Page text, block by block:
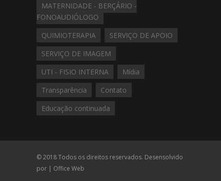
MATERNIDADE - BERÇÁRIO -
FONOAUDIÓLOGO
QUIMIOTERAPIA
SERVIÇO DE APOIO
SERVIÇO DE IMAGEM
UTI - FISIO INTERNA
Mídia
Transparência
Contato
Educação continuada
© 2018 Todos os direitos reservados. Desensolvido
por | Office Web